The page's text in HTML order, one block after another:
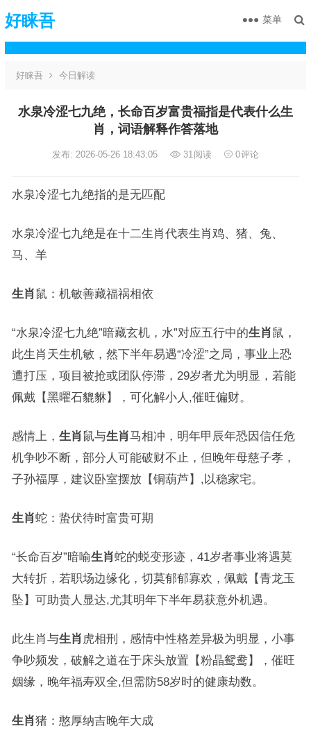
好睐吾 菜单
好睐吾 今日解读
水泉冷涩七九绝，长命百岁富贵福指是代表什么生
肖，词语解释作答落地
发布: 2026-05-26 18:43:05 31阅读 0评论
水泉冷涩七九绝指的是无匹配
水泉冷涩七九绝是在十二生肖代表生肖鸡、猪、兔、
马、羊
生肖鼠：机敏善藏福祸相依
“水泉冷涩七九绝”暗藏玄机，水”对应五行中的生肖鼠，
此生肖天生机敏，然下半年易遇“冷涩”之局，事业上恐
遭打压，项目被抢或团队停滞，29岁者尤为明显，若能
佩戴【黑曜石貔貅】，可化解小人,催旺偏财。
感情上， 生肖鼠与生肖马相冲，明年甲辰年恐因信任危
机争吵不断，部分人可能破财不止，但晚年母慈子孝，
子孙福厚，建议卧室摆放【铜葫芦】,以稳家宅。
生肖蛇：蛰伏待时富贵可期
“长命百岁”暗喻生肖蛇的蜕变形迹，41岁者事业将遇莫
大转折，若职场边缘化，切莫郁郁寡欢，佩戴【青龙玉
坠】可助贵人显达,尤其明年下半年易获意外机遇。
此生肖与生肖 虎相刑，感情中性格差异极为明显，小事
争吵频发，破解之道在于床头放置【粉晶鸳鸯】，催旺
姻缘，晚年福寿双全,但需防58岁时的健康劫数。
生肖猪：憨厚纳吉晚年大成